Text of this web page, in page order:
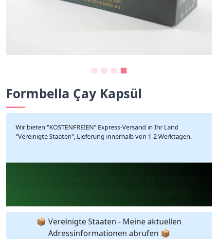
Formbella Çay Kapsül
Wir bieten "KOSTENFREIEN" Express-Versand in Ihr Land
"Vereinigte Staaten", Lieferung innerhalb von 1-2 Werktagen.
📦 Vereinigte Staaten - Meine aktuellen
Adressinformationen abrufen 📦